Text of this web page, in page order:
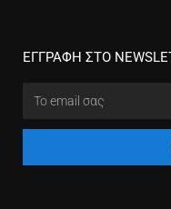
ΕΓΓΡΑΦΗ ΣΤΟ